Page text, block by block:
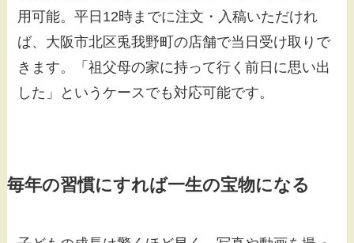
用可能。平日12時までに注文・入稿いただけれ
ば、大阪市北区兎我野町の店舗で当日受け取りで
きます。「祖父母の家に持って行く前日に思い出
した」というケースでも対応可能です。
毎年の習慣にすれば一生の宝物になる